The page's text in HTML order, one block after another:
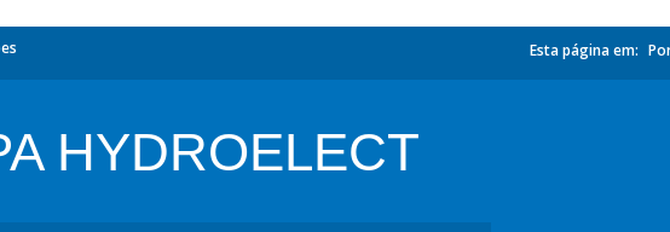
Esta página em:
HYDROELECT